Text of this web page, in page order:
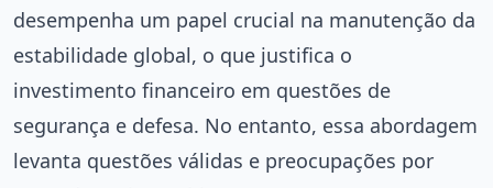
desempenha um papel crucial na manutenção da
estabilidade global, o que justifica o
investimento financeiro em questões de
segurança e defesa. No entanto, essa abordagem
levanta questões válidas e preocupações por